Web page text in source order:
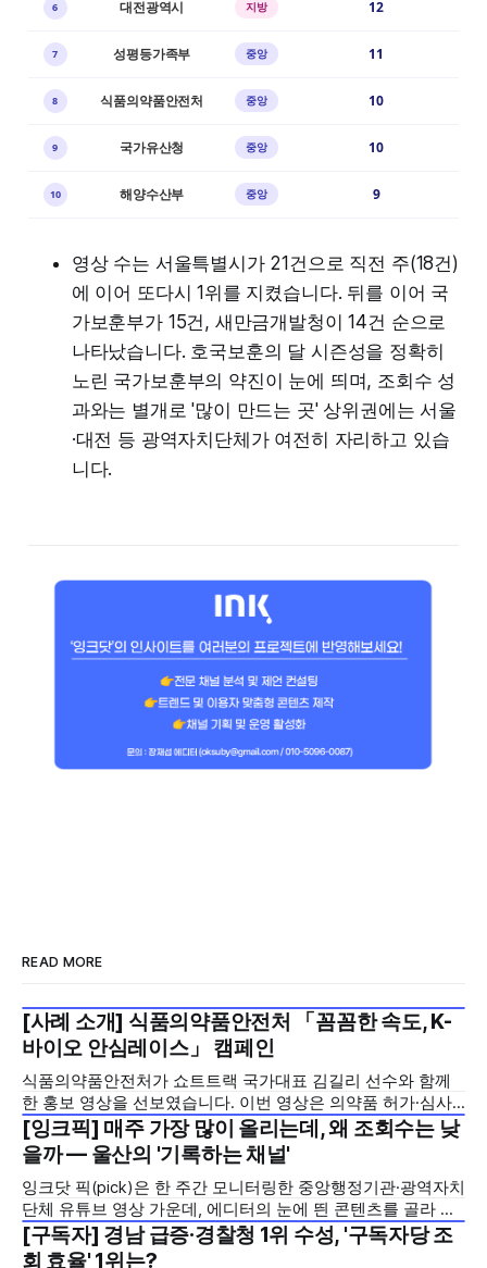
6 대전광역시 지방 12
7 성평등가족부 중앙 11
8 식품의약품안전처 중앙 10
9 국가유산청 중앙 10
10 해양수산부 중앙 9
영상 수는 서울특별시가 21건으로 직전 주(18건)
에 이어 또다시 1위를 지켰습니다. 뒤를 이어 국
가보훈부가 15건, 새만금개발청이 14건 순으로
나타났습니다. 호국보훈의 달 시즌성을 정확히
노린 국가보훈부의 약진이 눈에 띄며, 조회수 성
과와는 별개로 '많이 만드는 곳' 상위권에는 서울
·대전 등 광역자치단체가 여전히 자리하고 있습
니다.
READ MORE
2026년 7월 5주
[사례 소개] 식품의약품안전처 「꼼꼼한 속도, K-
바이오 안심레이스」 캠페인
식품의약품안전처가 쇼트트랙 국가대표 김길리 선수와 함께
한 홍보 영상을 선보였습니다. 이번 영상은 의약품 허가·심사
기간을 기존 420일에서 240일로 단축한 정책을 국민에게 쉽
고 친근하게 알리기 위해 제작한 것으로, 딱딱하게 느껴질 수
있는 규제 정책을, 빙판 위에서 빠른 스피드와 꼼꼼한 준비를
모두 갖춘 김길리 선수의 이미지에 빗대어 풀어낸 것이 특징입
니다. '빠르지만
2026년 7월 5주
[잉크픽] 매주 가장 많이 올리는데, 왜 조회수는 낮
을까 — 울산의 '기록하는 채널'
잉크닷 픽(pick)은 한 주간 모니터링한 중앙행정기관·광역자치
단체 유튜브 영상 가운데, 에디터의 눈에 띈 콘텐츠를 골라 그
시도와 의미를 들여다보는 코너입니다. 조회수 순위표 맨 위에
오르지는 못했지만, 다른 채널이 가지 않은 길을 택한 콘텐츠
2026년 7월 5주
[구독자] 경남 급증·경찰청 1위 수성, '구독자당 조
회 효율' 1위는?